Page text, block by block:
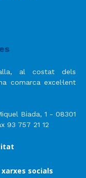
al costat dels
comarca excel·lent
Biada, 1 - 08301
93 757 21 12
socials